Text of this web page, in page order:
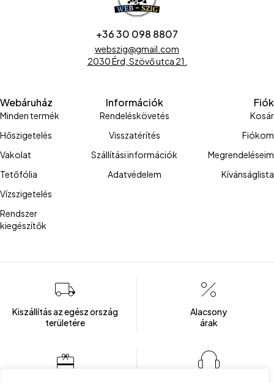
+36 30 098 8807
webszig@gmail.com
2030 Érd, Szövő utca 21.
Webáruház
Minden termék
Hőszigetelés
Vakolat
Tetőfólia
Vízszigetelés
Rendszer
kiegészítők
Információk
Rendeléskövetés
Visszatérítés
Szállítási információk
Adatvédelem
Fiók
Kosár
Fiókom
Megrendeléseim
Kívánságlista
Kiszállítás az egész ország
területére
Alacsony
árak